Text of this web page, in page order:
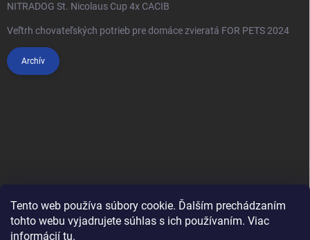
Tento web používa súbory cookie. Ďalším prechádzaním
tohto webu vyjadrujete súhlas s ich používaním. Viac
informácií tu.
NITRADOG St. Nicolaus Cup 4x CACIB
Veľtrh chovateľských potrieb pre domáce zvieratá FOR PETS 2024
Archív